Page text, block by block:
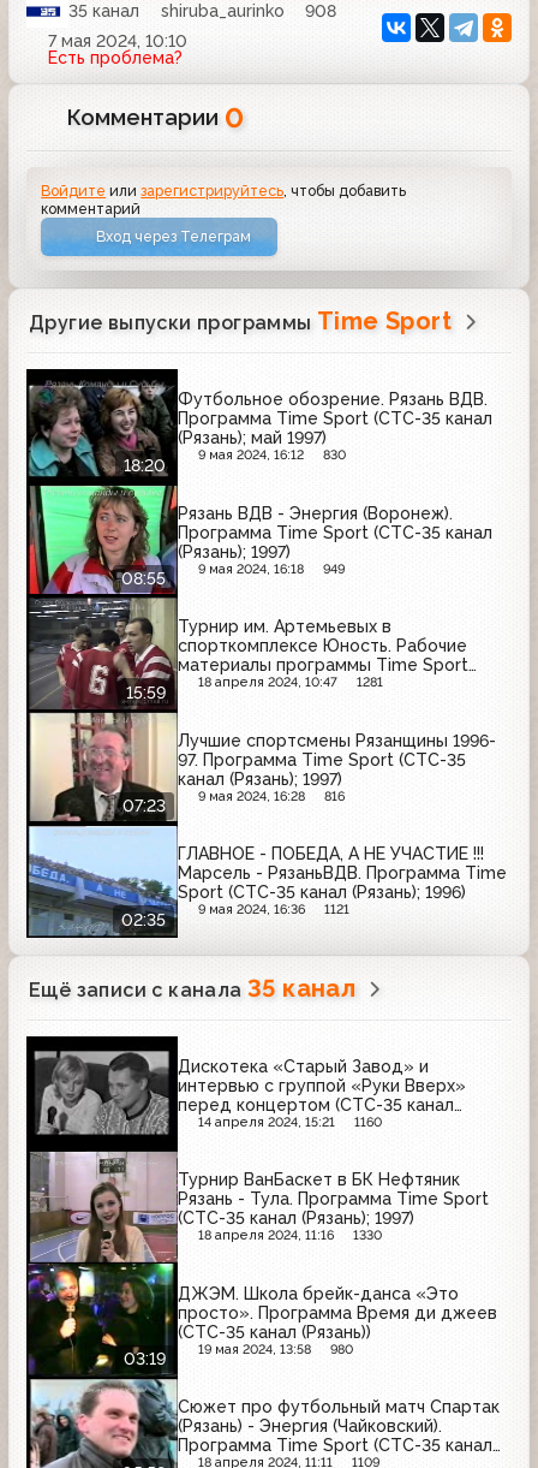
35 канал shiruba_aurinko
908
7 мая 2024, 10:10
Есть проблема?
Комментарии 0
Войдите илизарегистрируйтесь , чтобы добавить
комментарий
Вход через Телеграм
Другие выпуски программы Time Sport
18:20
Футбольное обозрение. Рязань ВДВ.
Программа Time Sport (СТС-35 канал
(Рязань); май 1997)
9 мая 2024, 16:12 830
08:55
Рязань ВДВ - Энергия (Воронеж).
Программа Time Sport (СТС-35 канал
(Рязань); 1997)
9 мая 2024, 16:18 949
15:59
Турнир им. Артемьевых в
спорткомплексе Юность. Рабочие
материалы программы Time Sport
(СТС-35 канал (Рязань); 1997)
18 апреля 2024, 10:47 1281
07:23
Лучшие спортсмены Рязанщины 1996-
97. Программа Time Sport (СТС-35
канал (Рязань); 1997)
9 мая 2024, 16:28 816
02:35
ГЛАВНОЕ - ПОБЕДА, А НЕ УЧАСТИЕ !!!
Марсель - РязаньВДВ. Программа Time
Sport (СТС-35 канал (Рязань); 1996)
9 мая 2024, 16:36 1121
Ещё записи с канала 35 канал
Дискотека «Старый Завод» и
интервью с группой «Руки Вверх»
перед концертом (СТС-35 канал
(Рязань))
14 апреля 2024, 15:21 1160
Турнир ВанБаскет в БК Нефтяник
Рязань - Тула. Программа Time Sport
(СТС-35 канал (Рязань); 1997)
18 апреля 2024, 11:16 1330
03:19
ДЖЭМ. Школа брейк-данса «Это
просто». Программа Время ди джеев
(СТС-35 канал (Рязань))
19 мая 2024, 13:58 980
Сюжет про футбольный матч Спартак
(Рязань) - Энергия (Чайковский).
Программа Time Sport (СТС-35 канал
18 апреля 2024, 11:11 1109